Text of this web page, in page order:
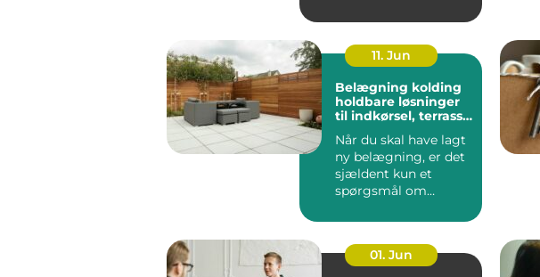
og beha...
11. Jun
Belægning kolding
holdbare løsninger
til indkørsel, terrasse
Når du skal have lagt
ny belægning, er det
sjældent kun et
spørgsmål om
løsning ska...
01. Jun